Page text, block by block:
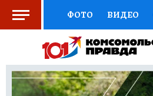
ФОТО ВИДЕО
СОЦПОДДЕРЖКА
ВЫБОР ЭКСПЕРТОВ